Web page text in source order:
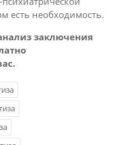
есть необходимость.
заключения